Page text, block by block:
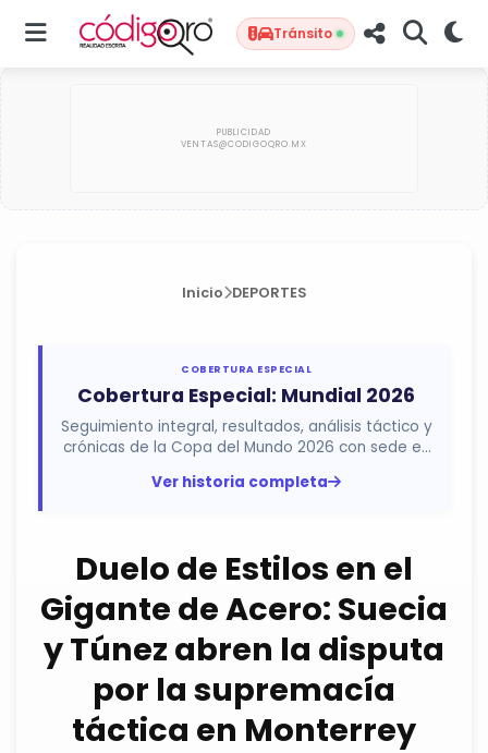
Tránsito
Inicio DEPORTES
COBERTURA ESPECIAL
Cobertura Especial: Mundial 2026
Seguimiento integral, resultados, análisis táctico y
crónicas de la Copa del Mundo 2026 con sede en
Ver historia completa
Duelo de Estilos en el
Gigante de Acero: Suecia
y Túnez abren la disputa
por la supremacía
táctica en Monterrey